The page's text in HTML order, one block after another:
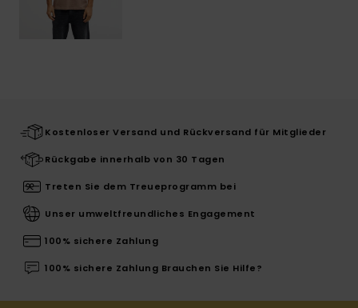
Kostenloser Versand und Rückversand für Mitglieder
Rückgabe innerhalb von 30 Tagen
Treten Sie dem Treueprogramm bei
Unser umweltfreundliches Engagement
100% sichere Zahlung
100% sichere Zahlung Brauchen Sie Hilfe?